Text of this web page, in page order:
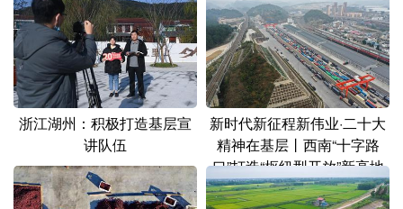
浙江湖州：积极打造基层宣
讲队伍
新时代新征程新伟业·二十大
精神在基层丨西南“十字路
口”打造“枢纽型开放”新高地